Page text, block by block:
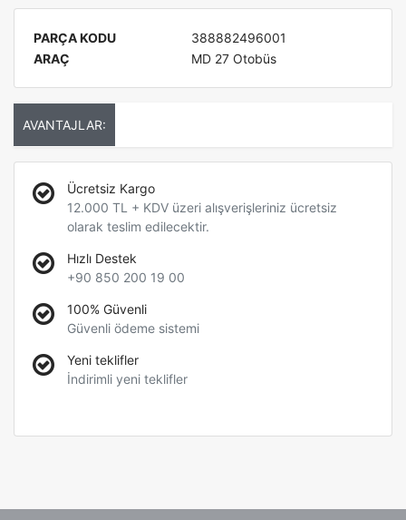
PARÇA KODU
388882496001
ARAÇ
MD 27 Otobüs
AVANTAJLAR:
Ücretsiz Kargo
12.000 TL + KDV üzeri alışverişleriniz ücretsiz
olarak teslim edilecektir.
Hızlı Destek
+90 850 200 19 00
100% Güvenli
Güvenli ödeme sistemi
Yeni teklifler
İndirimli yeni teklifler